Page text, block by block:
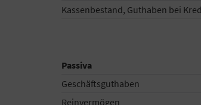
Kassenbestand, Guthaben bei
Passiva
Geschäftsguthaben
Reinvermögen